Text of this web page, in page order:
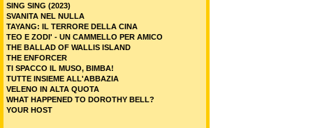
SING SING (2023)
SVANITA NEL NULLA
TAYANG: IL TERRORE DELLA CINA
TEO E ZODI' - UN CAMMELLO PER AMICO
THE BALLAD OF WALLIS ISLAND
THE ENFORCER
TI SPACCO IL MUSO, BIMBA!
TUTTE INSIEME ALL'ABBAZIA
VELENO IN ALTA QUOTA
WHAT HAPPENED TO DOROTHY BELL?
YOUR HOST